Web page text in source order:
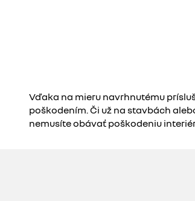
Vďaka na mieru navrhnutému
poškodením. Či už na stavbách
nemusíte obávať poškodeniu